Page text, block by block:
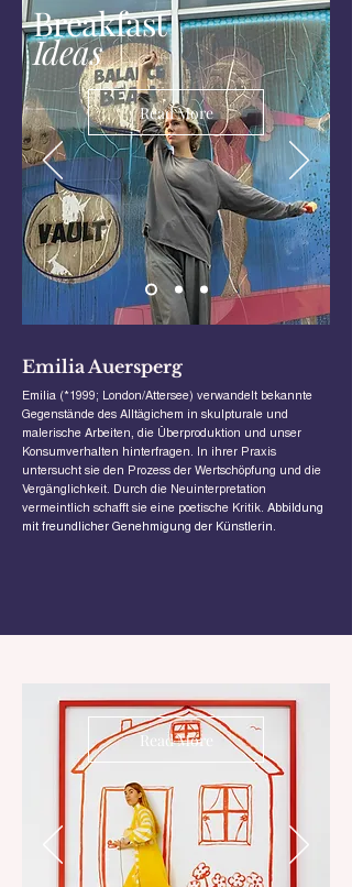
Breakfast
Ideas
Read More
Emilia Auersperg
Emilia (*1999; London/Attersee) verwandelt bekannte
Gegenstände des Alltägichem in skulpturale und
malerische Arbeiten, die Überproduktion und unser
Konsumverhalten hinterfragen. In ihrer Praxis
untersucht sie den Prozess der Wertschöpfung und die
Vergänglichkeit. Durch die Neuinterpretation
vermeintlich schafft sie eine poetische Kritik. Abbildung
mit freundlicher Genehmigung der Künstlerin.
Read More